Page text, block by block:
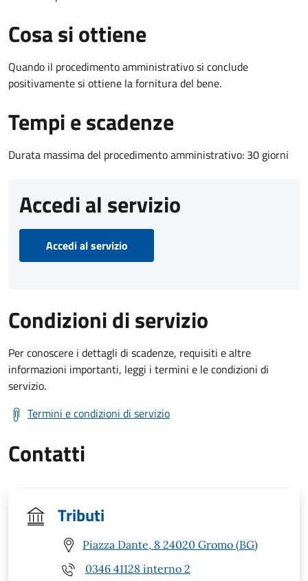
Cosa si ottiene
Quando il procedimento amministrativo si conclude
positivamente si ottiene la fornitura del bene.
Tempi e scadenze
Durata massima del procedimento amministrativo: 30 giorni
Accedi al servizio
Accedi al servizio
Condizioni di servizio
Per conoscere i dettagli di scadenze, requisiti e altre
informazioni importanti, leggi i termini e le condizioni di
servizio.
Termini e condizioni di servizio
Contatti
Tributi
Piazza Dante, 8 24020 Gromo (BG)
0346 41128 interno 2